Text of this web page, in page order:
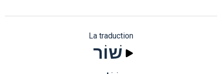
La traduction
שׁוֹר